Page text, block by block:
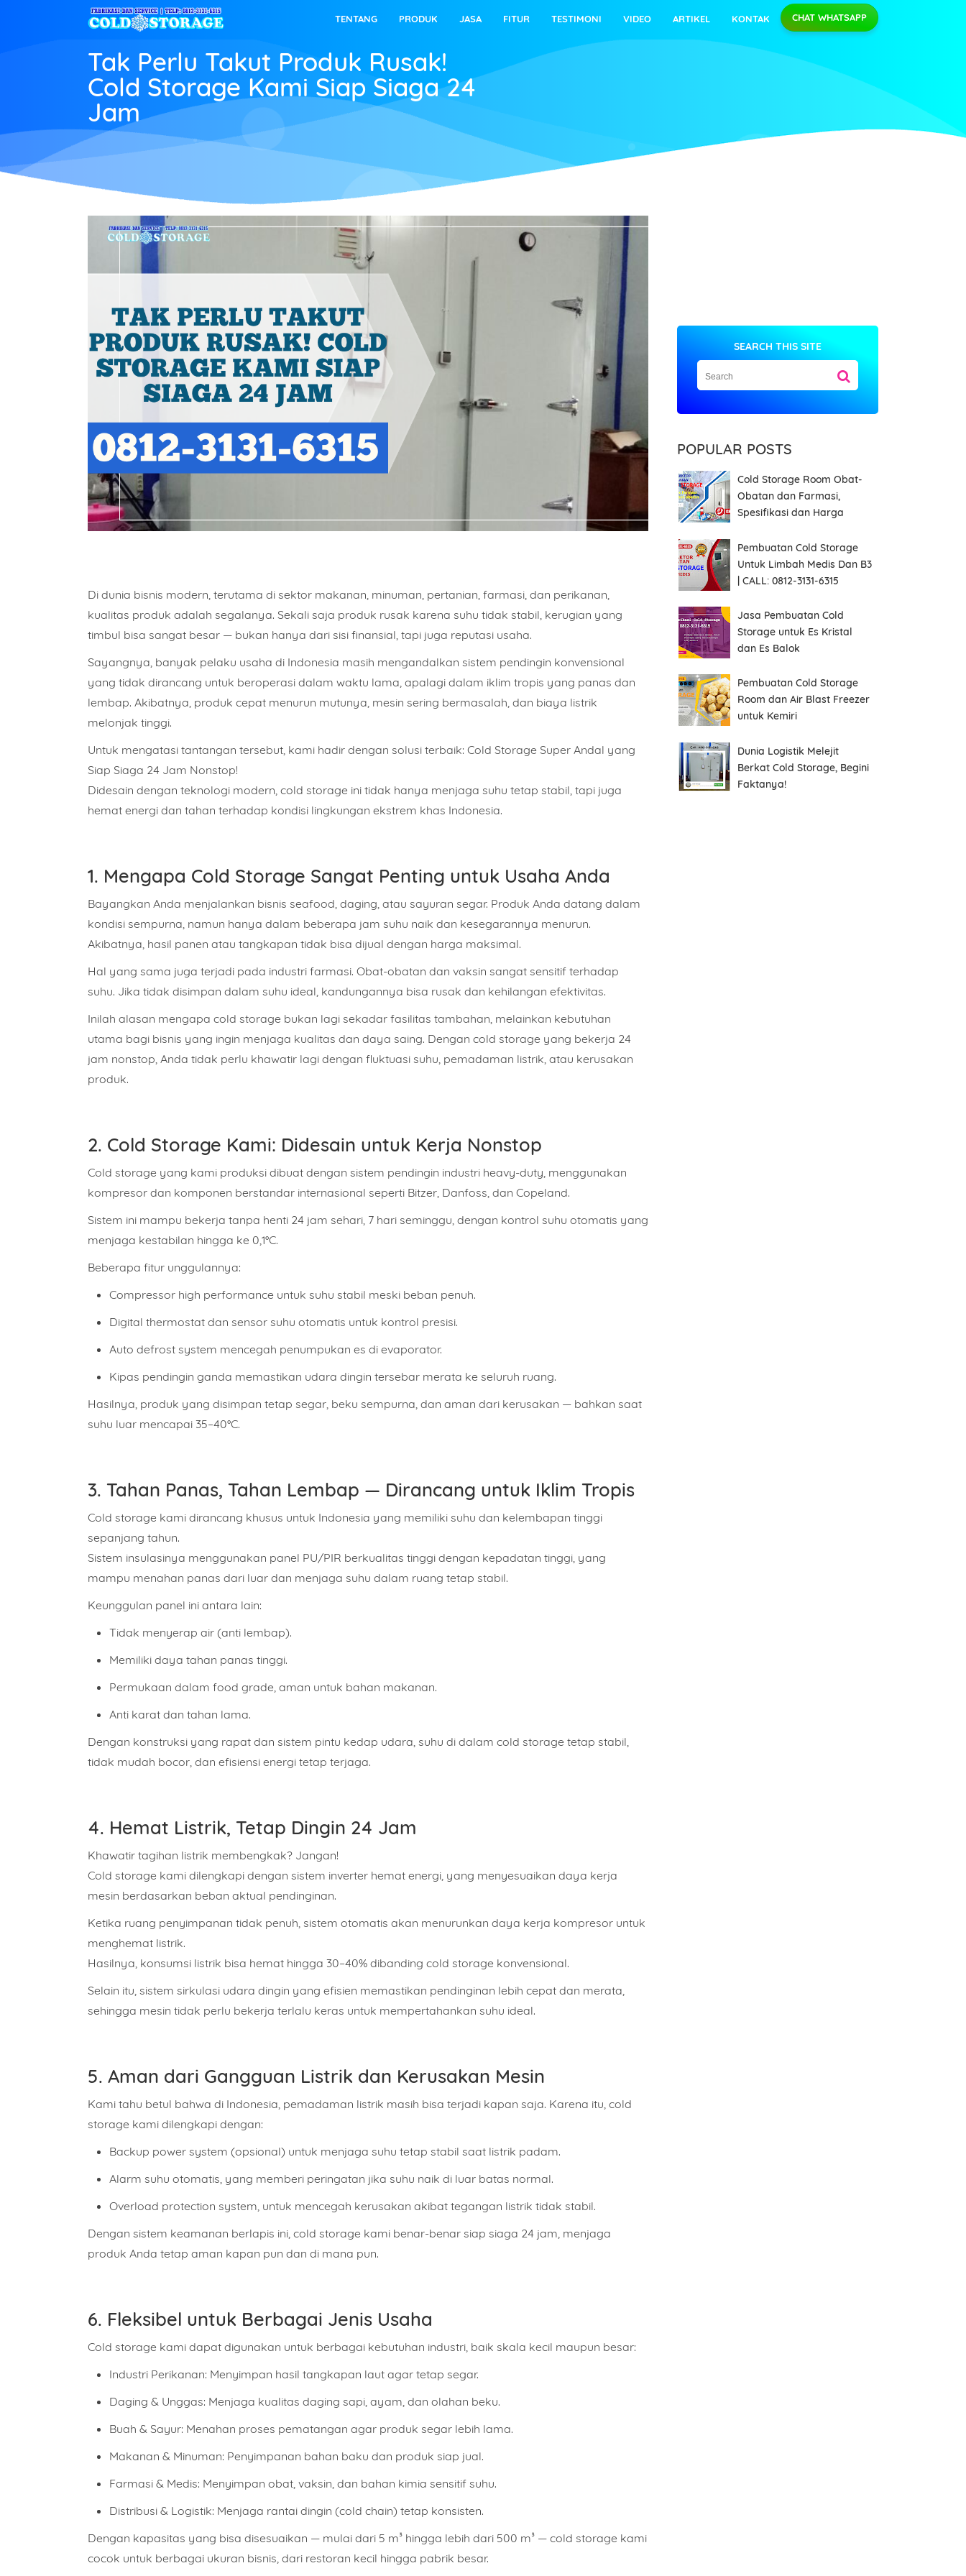
CHAT WHATSAPP
TENTANG PRODUK JASA FITUR TESTIMONI VIDEO ARTIKEL KONTAK
Tak Perlu Takut Produk Rusak!
Cold Storage Kami Siap Siaga 24
Jam
Di dunia bisnis modern, terutama di sektor makanan, minuman, pertanian, farmasi, dan perikanan,
kualitas produk adalah segalanya. Sekali saja produk rusak karena suhu tidak stabil, kerugian yang
timbul bisa sangat besar — bukan hanya dari sisi finansial, tapi juga reputasi usaha.
Sayangnya, banyak pelaku usaha di Indonesia masih mengandalkan sistem pendingin konvensional
yang tidak dirancang untuk beroperasi dalam waktu lama, apalagi dalam iklim tropis yang panas dan
lembap. Akibatnya, produk cepat menurun mutunya, mesin sering bermasalah, dan biaya listrik
melonjak tinggi.
Untuk mengatasi tantangan tersebut, kami hadir dengan solusi terbaik: Cold Storage Super Andal yang
Siap Siaga 24 Jam Nonstop!
Didesain dengan teknologi modern, cold storage ini tidak hanya menjaga suhu tetap stabil, tapi juga
hemat energi dan tahan terhadap kondisi lingkungan ekstrem khas Indonesia.
1. Mengapa Cold Storage Sangat Penting untuk Usaha Anda
Bayangkan Anda menjalankan bisnis seafood, daging, atau sayuran segar. Produk Anda datang dalam
kondisi sempurna, namun hanya dalam beberapa jam suhu naik dan kesegarannya menurun.
Akibatnya, hasil panen atau tangkapan tidak bisa dijual dengan harga maksimal.
Hal yang sama juga terjadi pada industri farmasi. Obat-obatan dan vaksin sangat sensitif terhadap
suhu. Jika tidak disimpan dalam suhu ideal, kandungannya bisa rusak dan kehilangan efektivitas.
Inilah alasan mengapa cold storage bukan lagi sekadar fasilitas tambahan , melainkan kebutuhan
utama bagi bisnis yang ingin menjaga kualitas dan daya saing. Dengan cold storage yang bekerja 24
jam nonstop, Anda tidak perlu khawatir lagi dengan fluktuasi suhu, pemadaman listrik, atau kerusakan
produk.
2. Cold Storage Kami: Didesain untuk Kerja Nonstop
Cold storage yang kami produksi dibuat dengan sistem pendingin industri heavy-duty , menggunakan
kompresor dan komponen berstandar internasional seperti Bitzer, Danfoss, dan Copeland.
Sistem ini mampu bekerja tanpa henti 24 jam sehari, 7 hari seminggu, dengan kontrol suhu otomatis yang
menjaga kestabilan hingga ke 0,1°C.
Beberapa fitur unggulannya:
Compressor high performance untuk suhu stabil meski beban penuh.
Digital thermostat dan sensor suhu otomatis untuk kontrol presisi.
Auto defrost system mencegah penumpukan es di evaporator.
Kipas pendingin ganda memastikan udara dingin tersebar merata ke seluruh ruang.
Hasilnya, produk yang disimpan tetap segar, beku sempurna, dan aman dari kerusakan — bahkan saat
suhu luar mencapai 35–40°C.
3. Tahan Panas, Tahan Lembap — Dirancang untuk Iklim Tropis
Cold storage kami dirancang khusus untuk Indonesia yang memiliki suhu dan kelembapan tinggi
sepanjang tahun.
Sistem insulasinya menggunakan panel PU/PIR berkualitas tinggi dengan kepadatan tinggi, yang
mampu menahan panas dari luar dan menjaga suhu dalam ruang tetap stabil.
Keunggulan panel ini antara lain:
Tidak menyerap air (anti lembap).
Memiliki daya tahan panas tinggi.
Permukaan dalam food grade, aman untuk bahan makanan.
Anti karat dan tahan lama.
Dengan konstruksi yang rapat dan sistem pintu kedap udara, suhu di dalam cold storage tetap stabil,
tidak mudah bocor, dan efisiensi energi tetap terjaga.
4. Hemat Listrik, Tetap Dingin 24 Jam
Khawatir tagihan listrik membengkak? Jangan!
Cold storage kami dilengkapi dengan sistem inverter hemat energi , yang menyesuaikan daya kerja
mesin berdasarkan beban aktual pendinginan.
Ketika ruang penyimpanan tidak penuh, sistem otomatis akan menurunkan daya kerja kompresor untuk
menghemat listrik.
Hasilnya, konsumsi listrik bisa hemat hingga 30–40% dibanding cold storage konvensional.
Selain itu, sistem sirkulasi udara dingin yang efisien memastikan pendinginan lebih cepat dan merata,
sehingga mesin tidak perlu bekerja terlalu keras untuk mempertahankan suhu ideal.
5. Aman dari Gangguan Listrik dan Kerusakan Mesin
Kami tahu betul bahwa di Indonesia, pemadaman listrik masih bisa terjadi kapan saja. Karena itu, cold
storage kami dilengkapi dengan:
Backup power system (opsional) untuk menjaga suhu tetap stabil saat listrik padam.
Alarm suhu otomatis , yang memberi peringatan jika suhu naik di luar batas normal.
Overload protection system , untuk mencegah kerusakan akibat tegangan listrik tidak stabil.
Dengan sistem keamanan berlapis ini, cold storage kami benar-benar siap siaga 24 jam , menjaga
produk Anda tetap aman kapan pun dan di mana pun.
6. Fleksibel untuk Berbagai Jenis Usaha
Cold storage kami dapat digunakan untuk berbagai kebutuhan industri, baik skala kecil maupun besar:
Industri Perikanan: Menyimpan hasil tangkapan laut agar tetap segar.
Daging & Unggas: Menjaga kualitas daging sapi, ayam, dan olahan beku.
Buah & Sayur: Menahan proses pematangan agar produk segar lebih lama.
Makanan & Minuman: Penyimpanan bahan baku dan produk siap jual.
Farmasi & Medis: Menyimpan obat, vaksin, dan bahan kimia sensitif suhu.
Distribusi & Logistik: Menjaga rantai dingin (cold chain) tetap konsisten.
Dengan kapasitas yang bisa disesuaikan — mulai dari 5 m³ hingga lebih dari 500 m³ — cold storage kami
cocok untuk berbagai ukuran bisnis, dari restoran kecil hingga pabrik besar.
SEARCH THIS SITE
POPULAR POSTS
Cold Storage Room Obat-
Obatan dan Farmasi,
Spesifikasi dan Harga
Pembuatan Cold Storage
Untuk Limbah Medis Dan B3
| CALL: 0812-3131-6315
Jasa Pembuatan Cold
Storage untuk Es Kristal
dan Es Balok
Pembuatan Cold Storage
Room dan Air Blast Freezer
untuk Kemiri
Dunia Logistik Melejit
Berkat Cold Storage, Begini
Faktanya!
Pilih Produk Kapasitas Berapa?
Isi Pesan